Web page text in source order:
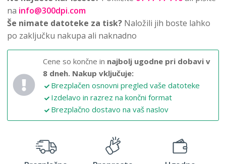
na info@300dpi.com
Še nimate datoteke za tisk? Naložili jih boste lahko
po zaključku nakupa ali naknadno
Cene so končne in najbolj ugodne pri dobavi v
8 dneh. Nakup vključuje:
Brezplačen osnovni pregled vaše datoteke
Izdelavo in razrez na končni format
Brezplačno dostavo na vaš naslov